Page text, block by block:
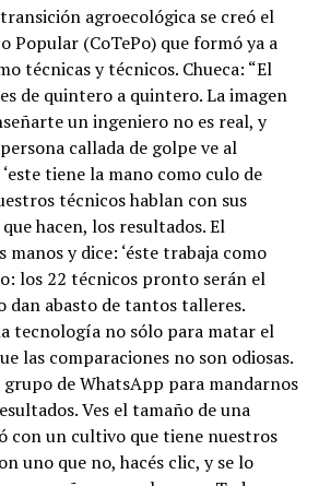
agroecológica se creó el
Popular (CoTePo) que formó ya a
técnicas y técnicos. Chueca: “El
de quintero a quintero. La imagen
un ingeniero no es real, y
callada de golpe ve al
tiene la mano como culo de
técnicos hablan con sus
hacen, los resultados. El
y dice: ‘éste trabaja como
los 22 técnicos pronto serán el
dan abasto de tantos talleres.
tecnología no sólo para matar el
las comparaciones no son odiosas.
de WhatsApp para mandarnos
Ves el tamaño de una
con un cultivo que tiene nuestros
uno que no, hacés clic, y se lo